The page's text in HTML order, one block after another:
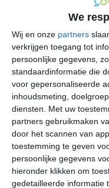
We
Wij en onze partners
verkrijgen toegang tot
persoonlijke gegevens,
standaardinformatie die
voor gepersonaliseerde
inhoudsmeting,
diensten.
Met uw
partners gebruikmaken
door het scannen van
toestemming te geven
persoonlijke gegevens
hieronder klikken om
gedetailleerde informatie
27°C
ma
31°
di
21°C 19°C